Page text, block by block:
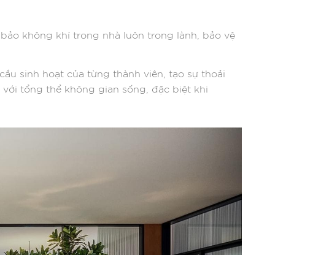
không khí trong nhà luôn trong lành, bảo vệ
sinh hoạt của từng thành viên, tạo sự thoải
tổng thể không gian sống, đặc biệt khi